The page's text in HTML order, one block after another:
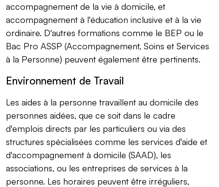
accompagnement de la vie à domicile, et
accompagnement à l'éducation inclusive et à la vie
ordinaire. D'autres formations comme le BEP ou le
Bac Pro ASSP (Accompagnement, Soins et Services
à la Personne) peuvent également être pertinents.
Environnement de Travail
Les aides à la personne travaillent au domicile des
personnes aidées, que ce soit dans le cadre
d'emplois directs par les particuliers ou via des
structures spécialisées comme les services d'aide et
d'accompagnement à domicile (SAAD), les
associations, ou les entreprises de services à la
personne. Les horaires peuvent être irréguliers,